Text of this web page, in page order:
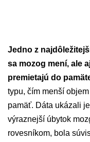
Jedno z
sa mozog mení, ale
premietajú do
typu, čím menší
pamäť. Dáta ukázali
výraznejší úbytok
rovesníkom, bola